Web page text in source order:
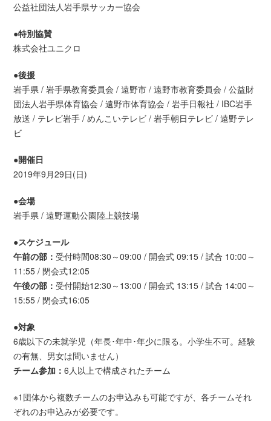
公益社団法人岩手県サッカー協会
●特別協賛
株式会社ユニクロ
●後援
岩手県 / 岩手県教育委員会 / 遠野市 / 遠野市教育委員会 / 公益財
団法人岩手県体育協会 / 遠野市体育協会 / 岩手日報社 / IBC岩手
放送 / テレビ岩手 / めんこいテレビ / 岩手朝日テレビ / 遠野テレ
ビ
●開催日
2019年9月29日(日)
●会場
岩手県 / 遠野運動公園陸上競技場
●スケジュール
午前の部：受付時間08:30～09:00 / 開会式 09:15 / 試合 10:00～
11:55 / 閉会式12:05
午後の部：受付開始12:30～13:00 / 開会式 13:15 / 試合 14:00～
15:55 / 閉会式16:05
●対象
6歳以下の未就学児（年長･年中･年少に限る。小学生不可。経験
の有無、男女は問いません）
チーム参加：6人以上で構成されたチーム
※1団体から複数チームのお申込みも可能ですが、各チームそれ
ぞれのお申込みが必要です。